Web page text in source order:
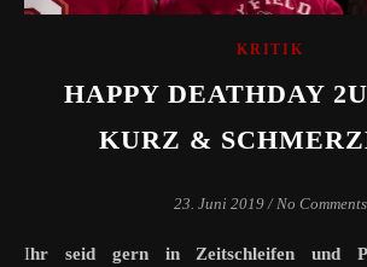
KRITIK
HAPPY DEATHDAY
KURZ &
23. Juni 2019 / No Comments
Ihr seid gern in Zeitschleifen und Paralleldimensionen